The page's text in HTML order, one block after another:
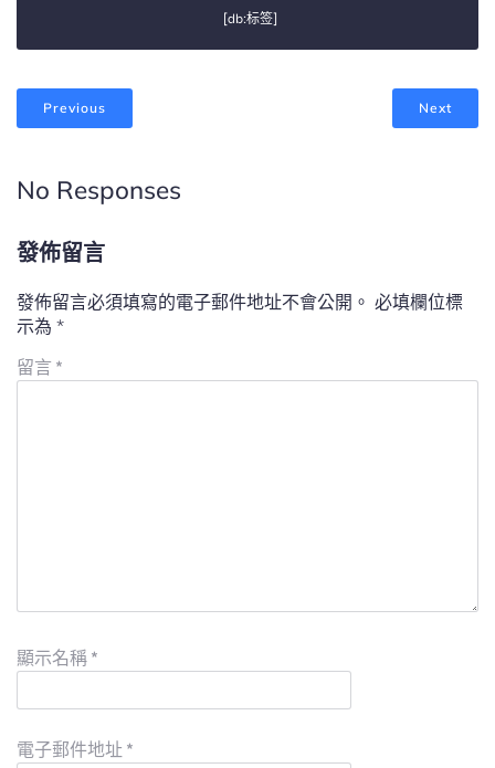
[db:标签]
Previous Next
No Responses
發佈留言
發佈留言必須填寫的電子郵件地址不會公開。 必填欄位標
示為 *
留言 *
顯示名稱 *
電子郵件地址 *